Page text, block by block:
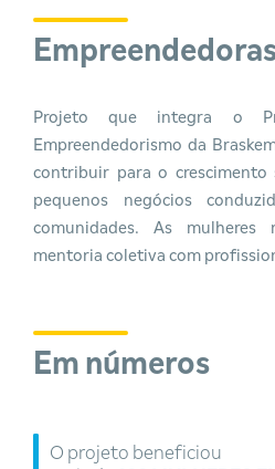
Projeto que integra o
Empreendedorismo da
contribuir para o crescimento
pequenos negócios
comunidades. As mulheres
mentoria coletiva com
Em números
O projeto beneficiou